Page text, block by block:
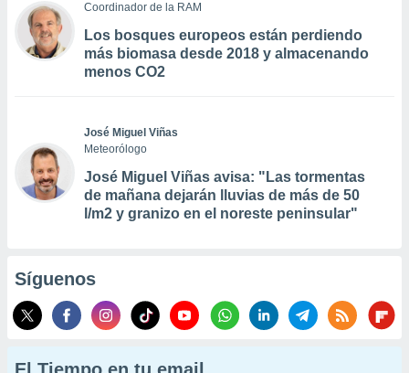
Coordinador de la RAM
Los bosques europeos están perdiendo
más biomasa desde 2018 y almacenando
menos CO2
José Miguel Viñas
Meteorólogo
José Miguel Viñas avisa: "Las tormentas
de mañana dejarán lluvias de más de 50
l/m2 y granizo en el noreste peninsular"
Síguenos